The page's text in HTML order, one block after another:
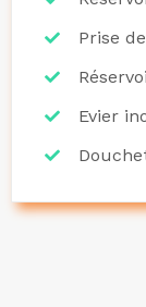
Prise
Evier